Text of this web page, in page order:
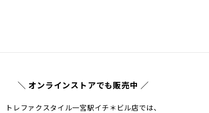
＼ オンラインストアでも販売中 ／
トレファクスタイル一宮駅イチ＊ビル店では、